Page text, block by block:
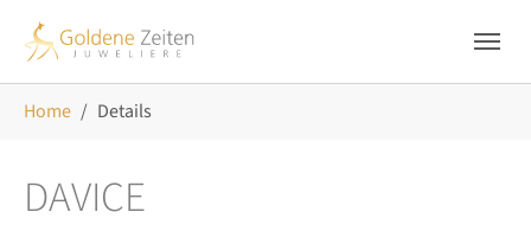
Home Details
DAVICE